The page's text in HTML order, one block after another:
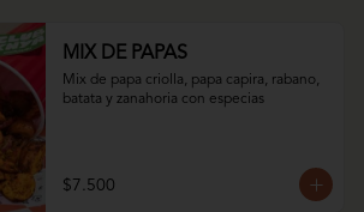
MIX DE PAPAS
Mix de papa criolla, papa capira, rabano,
batata y zanahoria con especias
$7.500